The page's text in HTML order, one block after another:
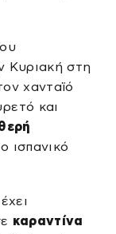
Κυριακή στη
χανταϊό
και
ισπανικό
καραντίνα